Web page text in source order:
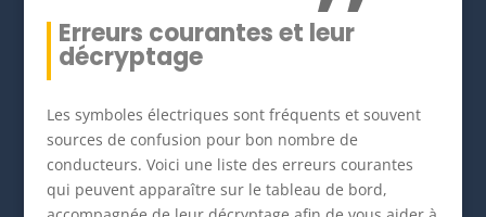
Erreurs courantes et leur
décryptage
Les symboles électriques sont fréquents et souvent
sources de confusion pour bon nombre de
conducteurs. Voici une liste des erreurs courantes
qui peuvent apparaître sur le tableau de bord,